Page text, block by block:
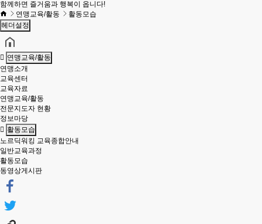
함께하면 즐거움과 행복이 옵니다!
연맹교육/활동
활동모습
헤더설정
연맹교육/활동
연맹소개
교육센터
교육자료
연맹교육/활동
전문지도자 현황
정보마당
활동모습
노르딕워킹 교육종합안내
일반교육과정
활동모습
동영상게시판